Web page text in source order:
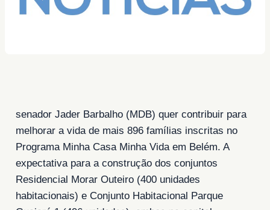
senador Jader Barbalho (MDB) quer contribuir para
melhorar a vida de mais 896 famílias inscritas no
Programa Minha Casa Minha Vida em Belém. A
expectativa para a construção dos conjuntos
Residencial Morar Outeiro (400 unidades
habitacionais) e Conjunto Habitacional Parque